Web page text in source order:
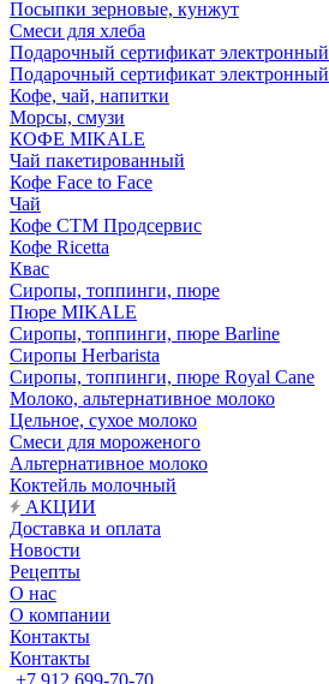
Посыпки зерновые, кунжут
Смеси для хлеба
Подарочный сертификат электронный
Подарочный сертификат электронный
Кофе, чай, напитки
Морсы, смузи
КОФЕ MIKALE
Чай пакетированный
Кофе Face to Face
Чай
Кофе СТМ Продсервис
Кофе Ricetta
Квас
Сиропы, топпинги, пюре
Пюре MIKALE
Сиропы, топпинги, пюре Barline
Сиропы Herbarista
Сиропы, топпинги, пюре Royal Cane
Молоко, альтернативное молоко
Цельное, сухое молоко
Смеси для мороженого
Альтернативное молоко
Коктейль молочный
АКЦИИ
Доставка и оплата
Новости
Рецепты
О нас
О компании
Контакты
Контакты
+7 912 699-70-70